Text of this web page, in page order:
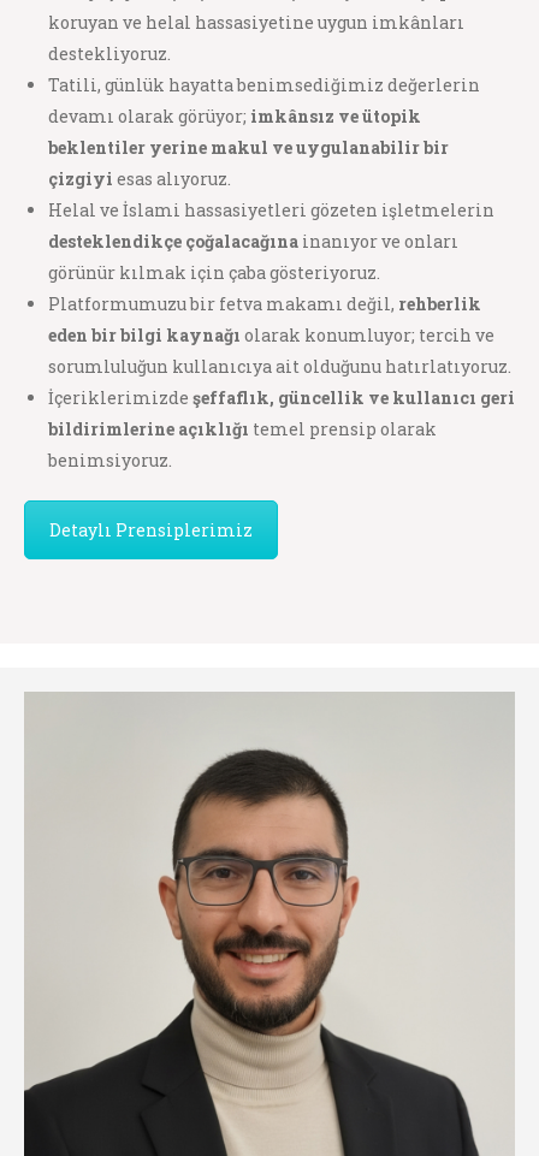
koruyan ve helal hassasiyetine uygun imkânları
destekliyoruz.
Tatili, günlük hayatta benimsediğimiz değerlerin
devamı olarak görüyor; imkânsız ve ütopik
beklentiler yerine makul ve uygulanabilir bir
çizgiyi esas alıyoruz.
Helal ve İslami hassasiyetleri gözeten işletmelerin
desteklendikçe çoğalacağına inanıyor ve onları
görünür kılmak için çaba gösteriyoruz.
Platformumuzu bir fetva makamı değil, rehberlik
eden bir bilgi kaynağı olarak konumluyor; tercih ve
sorumluluğun kullanıcıya ait olduğunu hatırlatıyoruz.
İçeriklerimizde şeffaflık, güncellik ve kullanıcı geri
bildirimlerine açıklığı temel prensip olarak
benimsiyoruz.
Detaylı Prensiplerimiz